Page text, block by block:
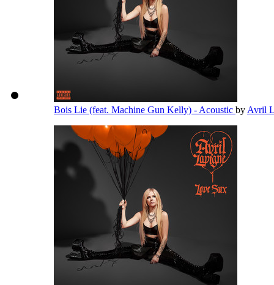
Bois Lie (feat. Machine Gun Kelly) - Acoustic by Avril